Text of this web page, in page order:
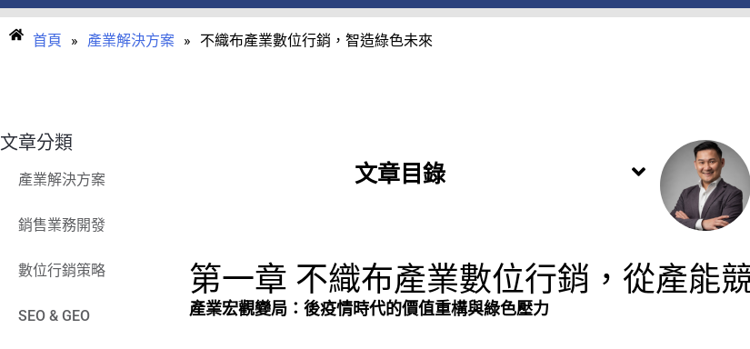
首頁 » 產業解決方案 » 不織布產業數位行銷，智造綠色未來
文章分類
產業解決方案
銷售業務開發
數位行銷策略
SEO & GEO
文章目錄
第一章 不織布產業數位行銷，從產能
產業宏觀變局：後疫情時代的價值重構與綠色壓力